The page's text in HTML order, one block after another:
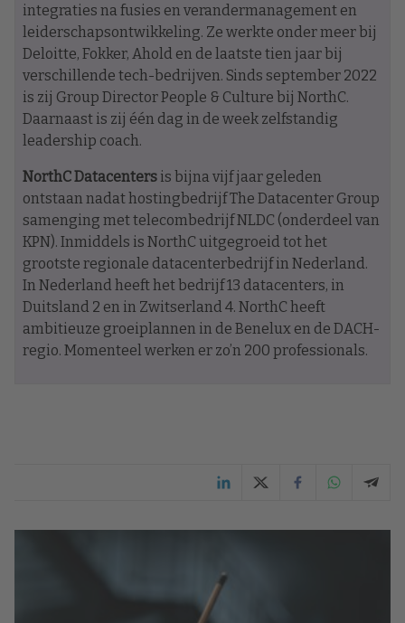
integraties na fusies en verandermanagement en
leiderschapsontwikkeling. Ze werkte onder meer bij
Deloitte, Fokker, Ahold en de laatste tien jaar bij
verschillende tech-bedrijven. Sinds september 2022
is zij Group Director People & Culture bij NorthC.
Daarnaast is zij één dag in de week zelfstandig
leadership coach.
NorthC Datacenters is bijna vijf jaar geleden
ontstaan nadat hostingbedrijf The Datacenter Group
samenging met telecombedrijf NLDC (onderdeel van
KPN). Inmiddels is NorthC uitgegroeid tot het
grootste regionale datacenterbedrijf in Nederland.
In Nederland heeft het bedrijf 13 datacenters, in
Duitsland 2 en in Zwitserland 4. NorthC heeft
ambitieuze groeiplannen in de Benelux en de DACH-
regio. Momenteel werken er zo’n 200 professionals.